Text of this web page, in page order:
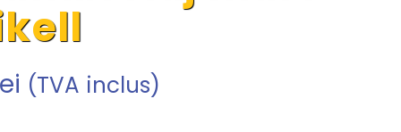
(TVA inclus)